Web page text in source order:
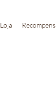
Loja